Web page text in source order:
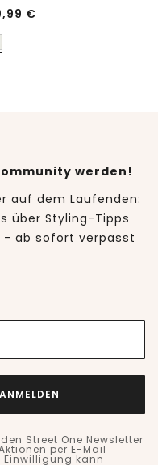
€
werden!
auf dem Laufenden:
über Styling-Tipps
- ab sofort verpasst
Street One Newsletter
per E-Mail
Einwilligung kann